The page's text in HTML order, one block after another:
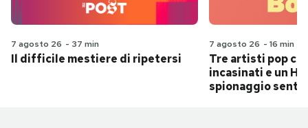
7 agosto 26 - 37 min
Il difficile mestiere di ripetersi
7 agosto 26 - 16 min
Tre artisti pop
incasinati e un
spionaggio